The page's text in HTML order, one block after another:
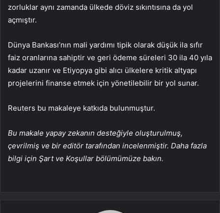
zorluklar aynı zamanda ülkede döviz sıkıntısına da yol
açmıştır.
Dünya Bankası’nın mali yardımı tipik olarak düşük ila sıfır
faiz oranlarına sahiptir ve geri ödeme süreleri 30 ila 40 yıla
kadar uzanır ve Etiyopya gibi alıcı ülkelere kritik altyapı
projelerini finanse etmek için yönetilebilir bir yol sunar.
Reuters bu makaleye katkıda bulunmuştur.
Bu makale yapay zekanın desteğiyle oluşturulmuş,
çevrilmiş ve bir editör tarafından incelenmiştir. Daha fazla
bilgi için Şart ve Koşullar bölümümüze bakın.